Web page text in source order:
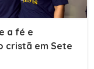
esse
a vida de
a fé e
cristã em Sete